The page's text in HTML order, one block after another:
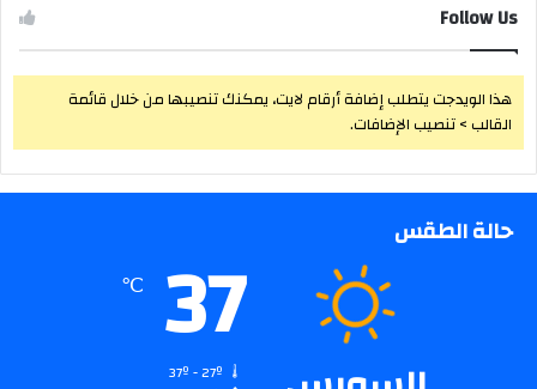
Follow Us
هذا الويدجت يتطلب إضافة أرقام لايت، يمكنك تنصيبها من خلال قائمة
القالب > تنصيب الإضافات.
حالة الطقس 37
℃